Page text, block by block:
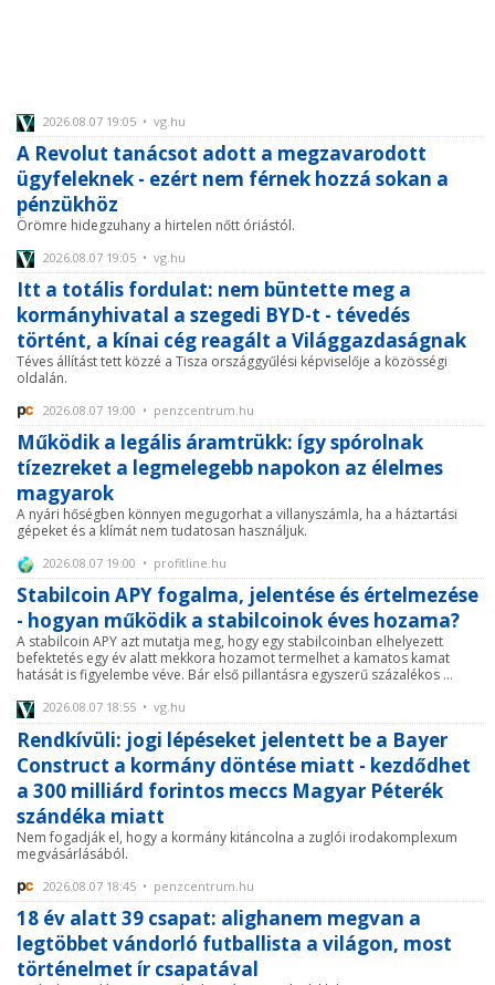
2026.08.07 19:05 • vg.hu
A Revolut tanácsot adott a megzavarodott
ügyfeleknek - ezért nem férnek hozzá sokan a
pénzükhöz
Örömre hidegzuhany a hirtelen nőtt óriástól.
2026.08.07 19:05 • vg.hu
Itt a totális fordulat: nem büntette meg a
kormányhivatal a szegedi BYD-t - tévedés
történt, a kínai cég reagált a Világgazdaságnak
Téves állítást tett közzé a Tisza országgyűlési képviselője a közösségi
oldalán.
2026.08.07 19:00 • penzcentrum.hu
Működik a legális áramtrükk: így spórolnak
tízezreket a legmelegebb napokon az élelmes
magyarok
A nyári hőségben könnyen megugorhat a villanyszámla, ha a háztartási
gépeket és a klímát nem tudatosan használjuk.
2026.08.07 19:00 • profitline.hu
Stabilcoin APY fogalma, jelentése és értelmezése
- hogyan működik a stabilcoinok éves hozama?
A stabilcoin APY azt mutatja meg, hogy egy stabilcoinban elhelyezett
befektetés egy év alatt mekkora hozamot termelhet a kamatos kamat
hatását is figyelembe véve. Bár első pillantásra egyszerű százalékos ...
2026.08.07 18:55 • vg.hu
Rendkívüli: jogi lépéseket jelentett be a Bayer
Construct a kormány döntése miatt - kezdődhet
a 300 milliárd forintos meccs Magyar Péterék
szándéka miatt
Nem fogadják el, hogy a kormány kitáncolna a zuglói irodakomplexum
megvásárlásából.
2026.08.07 18:45 • penzcentrum.hu
18 év alatt 39 csapat: alighanem megvan a
legtöbbet vándorló futballista a világon, most
történelmet ír csapatával